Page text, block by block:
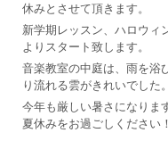
休みとさせて頂きます。
新学期レッスン、ハロウィ
よりスタート致します。
音楽教室の中庭は、雨を浴
り流れる雲がきれいでした。
今年も厳しい暑さになりま
夏休みをお過ごしください！